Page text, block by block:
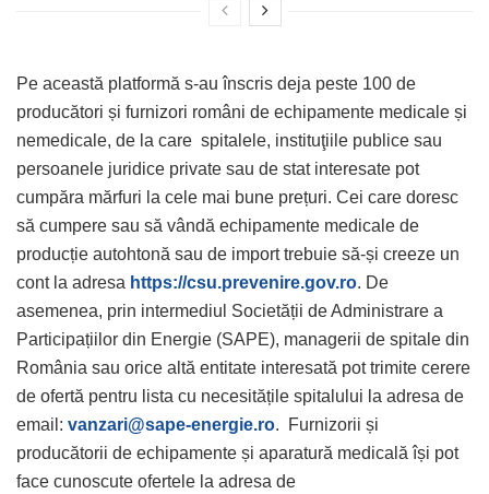
Pe această platformă s-au înscris deja peste 100 de
producători și furnizori români de echipamente medicale și
nemedicale, de la care spitalele, instituţiile publice sau
persoanele juridice private sau de stat interesate pot
cumpăra mărfuri la cele mai bune prețuri. Cei care doresc
să cumpere sau să vândă echipamente medicale de
producție autohtonă sau de import trebuie să-și creeze un
cont la adresa https://csu.prevenire.gov.ro. De
asemenea, prin intermediul Societății de Administrare a
Participațiilor din Energie (SAPE), managerii de spitale din
România sau orice altă entitate interesată pot trimite cerere
de ofertă pentru lista cu necesitățile spitalului la adresa de
email: vanzari@sape-energie.ro. Furnizorii și
producătorii de echipamente și aparatură medicală își pot
face cunoscute ofertele la adresa de